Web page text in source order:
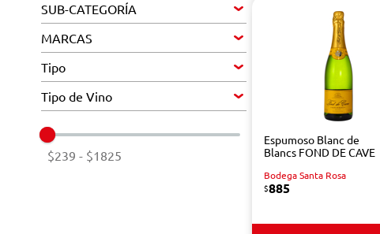
SUB-CATEGORÍA
MARCAS
Tipo
Tipo de Vino
$239 - $1825
Espumoso Blanc de
Blancs FOND DE CAVE
Bodega Santa Rosa
$885